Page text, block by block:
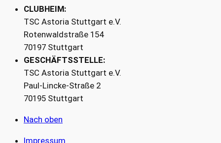
CLUBHEIM:
TSC Astoria Stuttgart e.V.
Rotenwaldstraße 154
70197 Stuttgart
GESCHÄFTSSTELLE:
TSC Astoria Stuttgart e.V.
Paul-Lincke-Straße 2
70195 Stuttgart
Nach oben
Impressum